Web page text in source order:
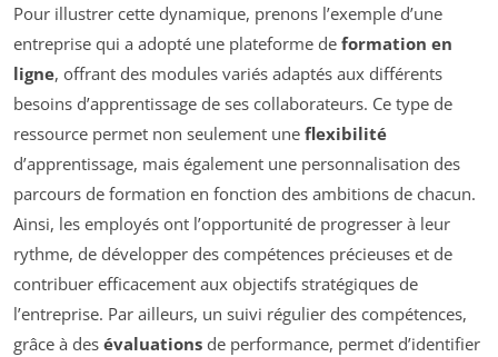
Pour illustrer cette dynamique, prenons l’exemple d’une
entreprise qui a adopté une plateforme de formation en
ligne, offrant des modules variés adaptés aux différents
besoins d’apprentissage de ses collaborateurs. Ce type de
ressource permet non seulement une flexibilité
d’apprentissage, mais également une personnalisation des
parcours de formation en fonction des ambitions de chacun.
Ainsi, les employés ont l’opportunité de progresser à leur
rythme, de développer des compétences précieuses et de
contribuer efficacement aux objectifs stratégiques de
l’entreprise. Par ailleurs, un suivi régulier des compétences,
grâce à des évaluations de performance, permet d’identifier